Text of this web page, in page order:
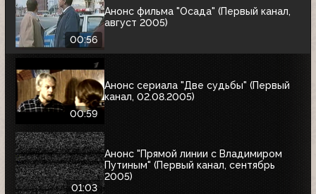
00:56
Анонс фильма "Осада" (Первый канал,
август 2005)
00:59
Анонс сериала "Две судьбы" (Первый
канал, 02.08.2005)
01:03
Анонс "Прямой линии с Владимиром
Путиным" (Первый канал, сентябрь
2005)